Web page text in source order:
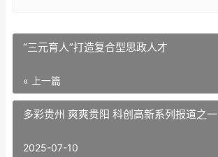
“三元育人”打造复合型思政人才
« 上一篇
多彩贵州 爽爽贵阳 科创高新系列报道之一
2025-07-10